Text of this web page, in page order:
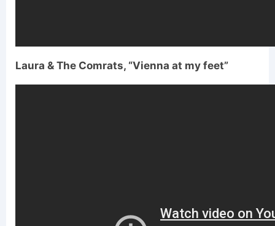
Laura & The Comrats, “Vienna at my feet”